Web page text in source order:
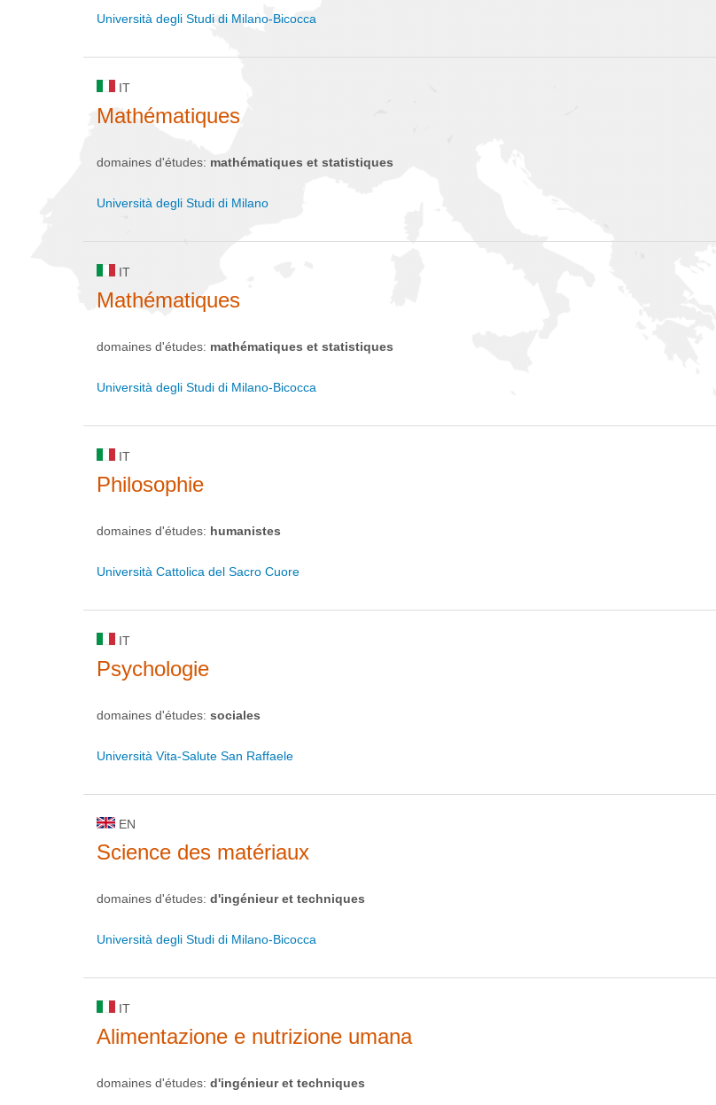
Università degli Studi di Milano-Bicocca
IT
Mathématiques
domaines d'études: mathématiques et statistiques
Università degli Studi di Milano
IT
Mathématiques
domaines d'études: mathématiques et statistiques
Università degli Studi di Milano-Bicocca
IT
Philosophie
domaines d'études: humanistes
Università Cattolica del Sacro Cuore
IT
Psychologie
domaines d'études: sociales
Università Vita-Salute San Raffaele
EN
Science des matériaux
domaines d'études: d'ingénieur et techniques
Università degli Studi di Milano-Bicocca
IT
Alimentazione e nutrizione umana
domaines d'études: d'ingénieur et techniques